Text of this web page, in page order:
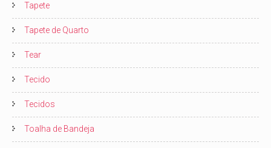
Tapete
Tapete de Quarto
Tear
Tecido
Tecidos
Toalha de Bandeja